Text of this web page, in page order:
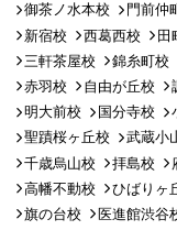
御茶ノ水本校 門前仲
新宿校
西葛西校 田
三軒茶屋校
錦糸町校
赤羽校
自由が丘校
明大前校
国分寺校
聖蹟桜ヶ丘校
武蔵小
千歳烏山校
拝島校
高幡不動校
ひばりヶ
旗の台校
医進館渋谷